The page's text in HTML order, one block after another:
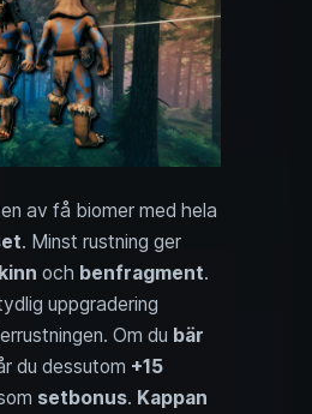
av få biomer med hela
. Minst rustning ger
och benfragment.
uppgradering
Om du bär
du dessutom +15
setbonus. Kappan